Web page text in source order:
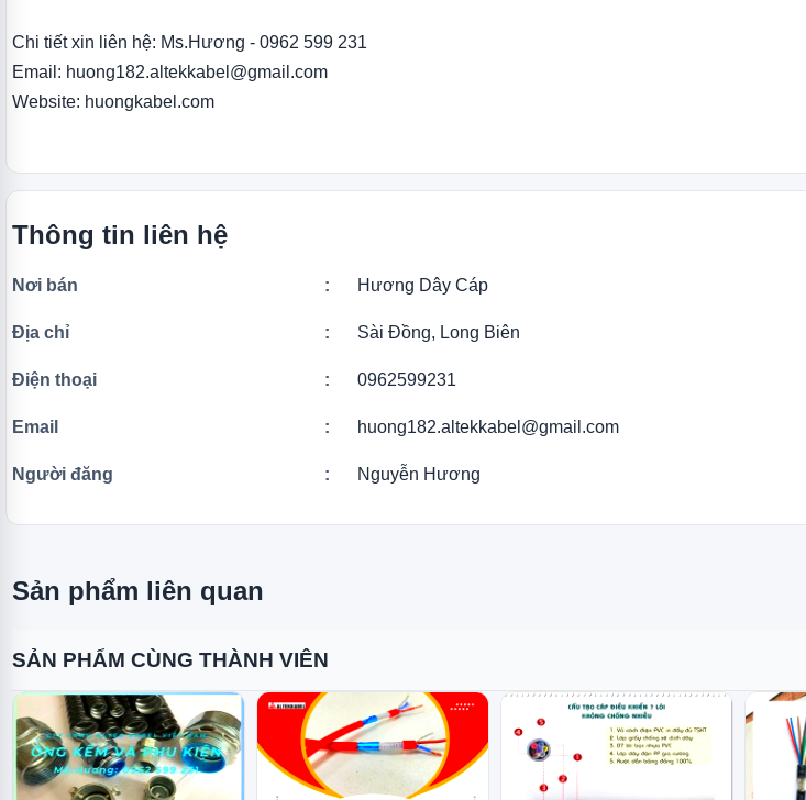
Chi tiết xin liên hệ: Ms.Hương - 0962 599 231
Email: huong182.altekkabel@gmail.com
Website: huongkabel.com
Thông tin liên hệ
Nơi bán Hương Dây Cáp
Địa chỉ Sài Đồng, Long Biên
Điện thoại 0962599231
Email huong182.altekkabel@gmail.com
Người đăng Nguyễn Hương
Sản phẩm liên quan
SẢN PHẨM CÙNG THÀNH VIÊN